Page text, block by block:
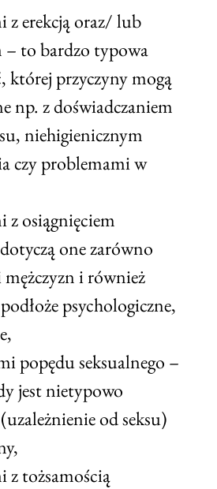
z erekcją oraz/ lub
to bardzo typowa
której przyczyny mogą
np. z doświadczaniem
niehigienicznym
czy problemami w
z osiągnięciem
one zarówno
i również
psychologiczne,
popędu seksualnego –
jest nietypowo
od seksu)
z tożsamością